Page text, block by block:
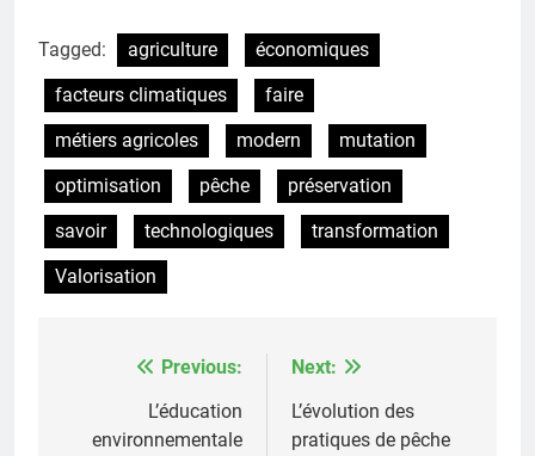
Tagged: agriculture
économiques
facteurs climatiques
faire
métiers agricoles
modern
mutation
optimisation
pêche
préservation
savoir
technologiques
transformation
Valorisation
navigation
Previous:
L’éducation
environnementale
Next:
L’évolution des
pratiques de pêche